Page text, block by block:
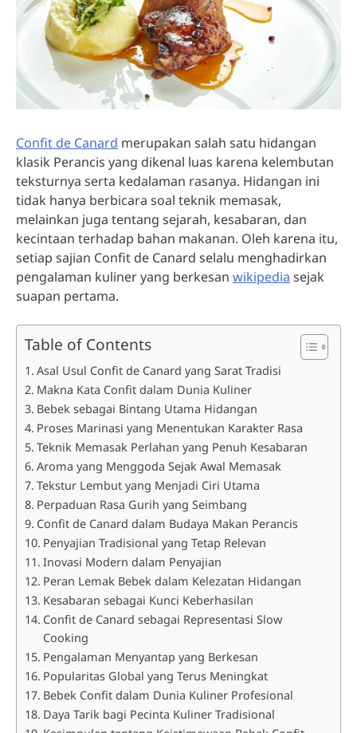
Confit de Canard merupakan salah satu hidangan
klasik Perancis yang dikenal luas karena kelembutan
teksturnya serta kedalaman rasanya. Hidangan ini
tidak hanya berbicara soal teknik memasak,
melainkan juga tentang sejarah, kesabaran, dan
kecintaan terhadap bahan makanan. Oleh karena itu,
setiap sajian Confit de Canard selalu menghadirkan
pengalaman kuliner yang berkesan wikipedia sejak
suapan pertama.
Table of Contents
Asal Usul Confit de Canard yang Sarat Tradisi
Makna Kata Confit dalam Dunia Kuliner
Bebek sebagai Bintang Utama Hidangan
Proses Marinasi yang Menentukan Karakter Rasa
Teknik Memasak Perlahan yang Penuh Kesabaran
Aroma yang Menggoda Sejak Awal Memasak
Tekstur Lembut yang Menjadi Ciri Utama
Perpaduan Rasa Gurih yang Seimbang
Confit de Canard dalam Budaya Makan Perancis
Penyajian Tradisional yang Tetap Relevan
Inovasi Modern dalam Penyajian
Peran Lemak Bebek dalam Kelezatan Hidangan
Kesabaran sebagai Kunci Keberhasilan
Confit de Canard sebagai Representasi Slow
Cooking
Pengalaman Menyantap yang Berkesan
Popularitas Global yang Terus Meningkat
Bebek Confit dalam Dunia Kuliner Profesional
Daya Tarik bagi Pecinta Kuliner Tradisional